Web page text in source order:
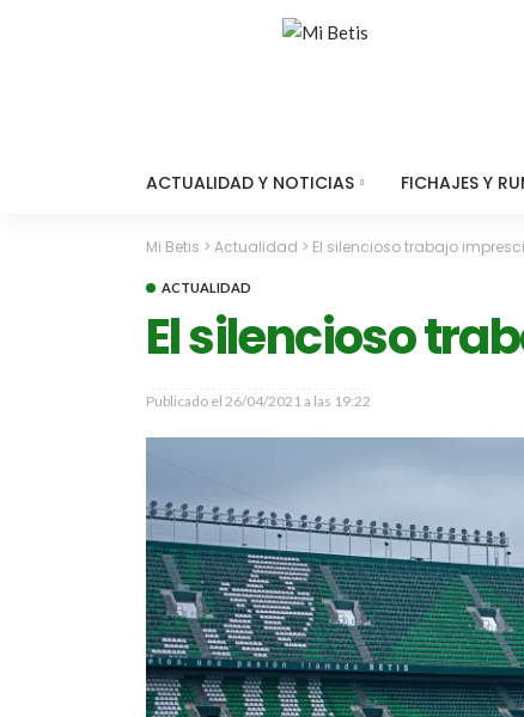
ACTUALIDAD Y NOTICIAS FICHAJES Y
Mi Betis > Actualidad > El silencioso trabajo
ACTUALIDAD
El silencioso
Publicado el 26/04/2021 a las 19:22